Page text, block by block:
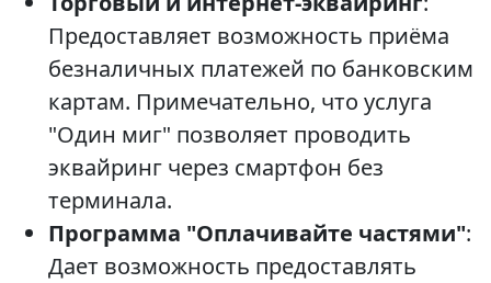
Предоставляет возможность приёма
безналичных платежей по банковским
картам. Примечательно, что услуга
"Один миг" позволяет проводить
эквайринг через смартфон без
терминала.
Программа "Оплачивайте частями":
Дает возможность предоставлять